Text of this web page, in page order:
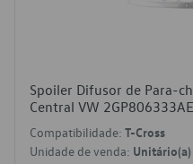
Spoiler Difusor de Para-
Central VW
Compatibilidade: T-Cross
Unidade de venda: Unitário(a)